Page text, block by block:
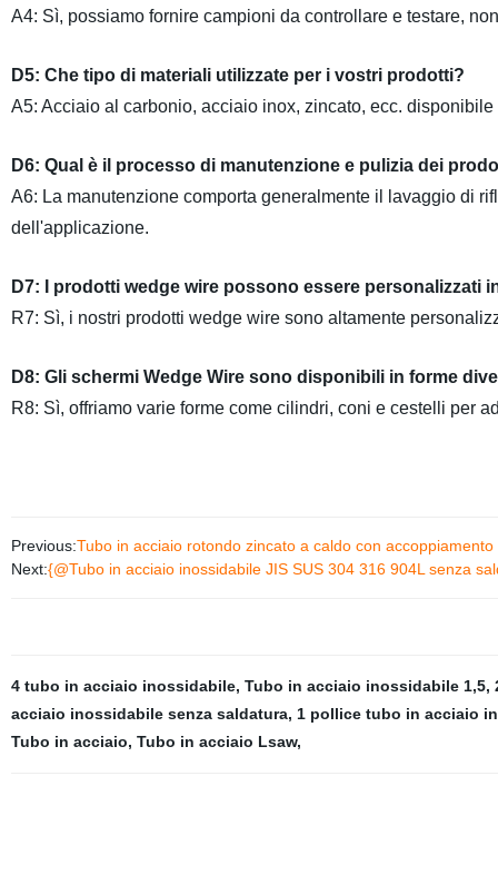
A4: Sì, possiamo fornire campioni da controllare e testare,
D5: Che tipo di materiali utilizzate per i vostri prodotti?
A5: Acciaio al carbonio, acciaio inox, zincato, ecc.
D6: Qual è il processo di manutenzione e pulizia dei
A6: La manutenzione comporta generalmente il lavaggio di
dell'applicazione.
D7: I prodotti wedge wire possono essere personalizzati
R7: Sì, i nostri prodotti wedge wire sono altamente
D8: Gli schermi Wedge Wire sono disponibili in forme
R8: Sì, offriamo varie forme come cilindri, coni e cestelli per
Previous:Tubo in acciaio rotondo zincato a caldo con
Next:{@Tubo in acciaio inossidabile JIS SUS 304 316 904L senza
4 tubo in acciaio inossidabile, Tubo in acciaio inossidabile 1,5,
acciaio inossidabile senza saldatura, 1 pollice tubo in acciaio
Tubo in acciaio, Tubo in acciaio Lsaw,